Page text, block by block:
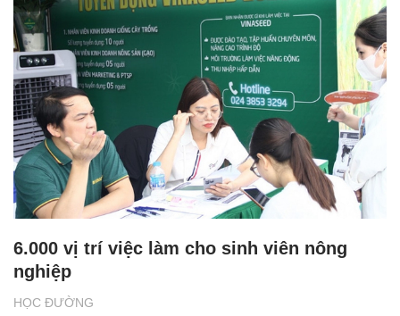
HỌC ĐƯỜNG
6.000 vị trí việc làm cho sinh viên nông
nghiệp